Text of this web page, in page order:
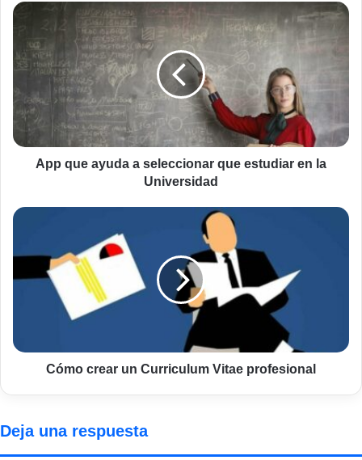
App
que
ayuda
a
seleccionar
que
estudiar
la
Universidad
App que ayuda a seleccionar que estudiar en la
Universidad
Cómo
Curriculum
Vitae
profesional
Cómo crear un Curriculum Vitae profesional
Deja una respuesta